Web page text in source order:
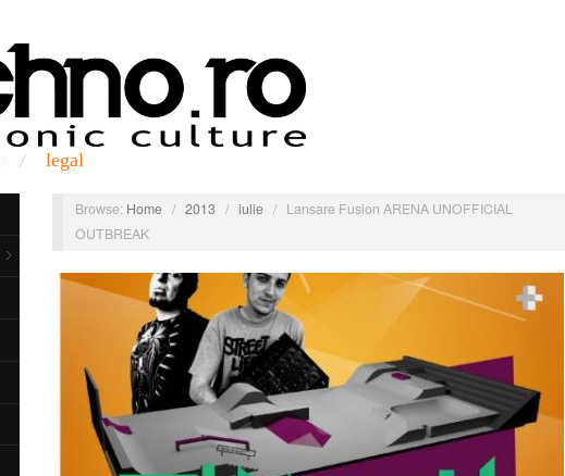
legal
Browse: Home / 2013 / iulie / Lansare Fusion ARENA UNOFFICIAL
OUTBREAK